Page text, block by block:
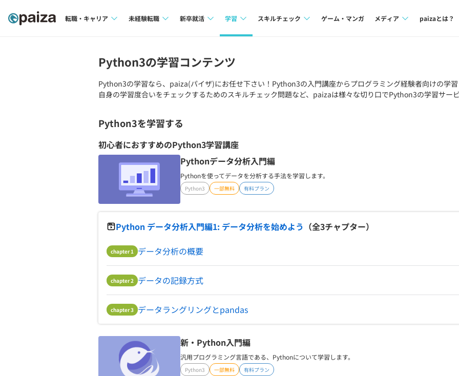
転職・キャリア
転職成功ガイド
未経験転職
転職成功ガイド
新卒就活
本選考
インターン
インタビュー
就活成功ガイド
学習
4択課題
プラン
個人向けプラン
学校向けプラン
スキルチェック
評価結果一覧
ゲーム・マンガ メディア
note
paizaとは？
Python3の学習コンテンツ
Python3の学習なら、paiza(パイザ)にお任せ下さい！ Python3の入門講座からプログラミング経験者向けの学
自身の学習度合いをチェックするためのスキルチェック問題など、paizaは様々な切り口でPython3の学習サー
Python3を学習する
初心者におすすめのPython3学習講座
Pythonデータ分析入門編
Pythonを使ってデータを分析する手法を学習します。
Python3 一部無料 有料プラン
Python データ分析入門編1: データ分析を始めよう （全3チャプター）
chapter1 データ分析の概要
chapter2 データの記録方式
chapter3 データラングリングとpandas
新・Python入門編
汎用プログラミング言語である、Pythonについて学習します。
Python3 一部無料 有料プラン